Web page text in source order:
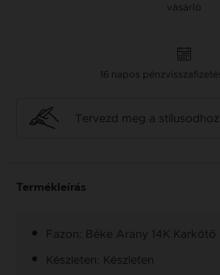
vásárló
16 napos
Tervezd meg a
Termékleírás
Fazon: Béke Arany 14K Karkötő
Készleten: Készleten